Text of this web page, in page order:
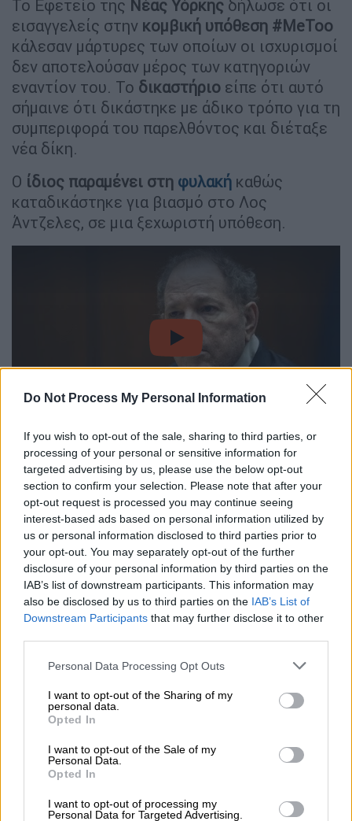
Do Not Process My Personal Information
If you wish to opt-out of the sale, sharing to third parties, or
processing of your personal or sensitive information for
targeted advertising by us, please use the below opt-out
section to confirm your selection. Please note that after your
opt-out request is processed you may continue seeing
interest-based ads based on personal information utilized by
us or personal information disclosed to third parties prior to
your opt-out. You may separately opt-out of the further
disclosure of your personal information by third parties on the
IAB’s list of downstream participants. This information may
also be disclosed by us to third parties on the IAB’s List of
Downstream Participants that may further disclose it to other
Please note that this website/app uses one or more Google
not limited to your visit or usage behaviour. You may click to
grant or deny consent to Google and its third-party tags to
use your data for below specified purposes in below Google
consent section.
Personal Data Processing Opt Outs
I want to opt-out of the Sharing of my
personal data.
Opted In
I want to opt-out of the Sale of my
Personal Data.
Opted In
I want to opt-out of processing my
Personal Data for Targeted Advertising.
Το Εφετείο της Νέας Υόρκης δήλωσε ότι οι
εισαγγελείς στην κομβική υπόθεση #MeToo
κάλεσαν μάρτυρες των οποίων οι ισχυρισμοί
δεν αποτελούσαν μέρος των κατηγοριών
εναντίον του. Το δικαστήριο είπε ότι αυτό
σήμαινε ότι δικάστηκε με άδικο τρόπο για τη
συμπεριφορά του παρελθόντος και διέταξε
νέα δίκη.
Ο ίδιος παραμένει στη φυλακή καθώς
καταδικάστηκε για βιασμό στο Λος
Άντζελες, σε μια ξεχωριστή υπόθεση.
video
Το δικαστήριοκατέληξε σε απόφαση 4-3 την
Πέμπτη , αναφέροντας ότι η δίκη
«λανθασμένα έκανε δεκτή μαρτυρία για μη
κατηγορούμενες, υποτιθέμενες
προηγούμενες σεξουαλικές πράξεις
εναντίον προσώπων άλλων από τις
καταγγέλλουσες των υποκείμενων
εγκλημάτων».
Η απόφαση ανέφερε επίσης ότι ο δικαστής
Γουάινστιν να εξεταστεί με τρόπο που
τον παρουσίασε με «εξαιρετικά επιζήμιο»
τρόπο.
Η δικαστήςMadeline Singas , μία από τις
διαφωνούσες, δήλωσε ωστόσο ότι με την
απόφαση αυτή «το
συνεχίζει να ανατρέπει τα σταθερά κέρδη